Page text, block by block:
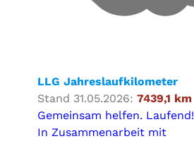
LLG Jahreslaufkilometer
Stand 31.05.2026: 7439,1 km
Gemeinsam helfen. Laufend!
In Zusammenarbeit mit